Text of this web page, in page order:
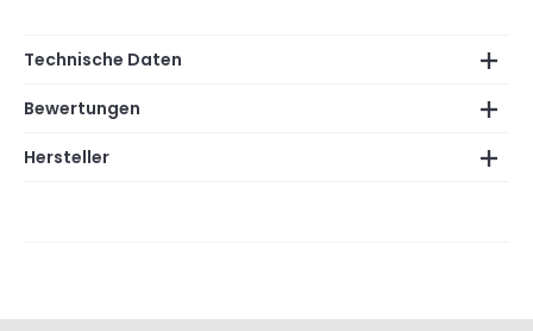
Technische Daten
Bewertungen
Hersteller